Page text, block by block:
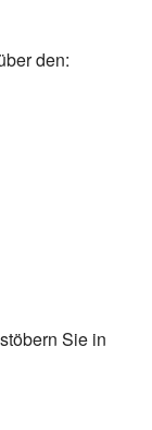
den:
Sie in